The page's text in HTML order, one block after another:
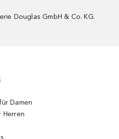
Douglas GmbH & Co. KG.
Damen
Herren